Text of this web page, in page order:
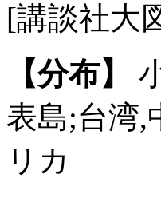
[講談社大
【分布】
表島;台湾,
リカ